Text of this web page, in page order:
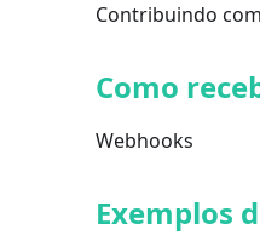
Contribuindo
Como
Webhooks
Exemplos